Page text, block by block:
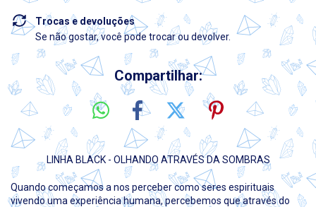
Trocas e devoluções
Se não gostar, você pode trocar ou devolver.
Compartilhar:
LINHA BLACK - OLHANDO ATRAVÉS DA SOMBRAS
Quando começamos a nos perceber como seres espirituais
vivendo uma experiência humana, percebemos que através do